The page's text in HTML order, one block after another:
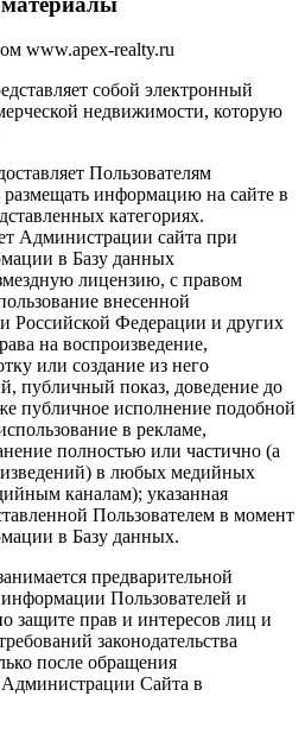
www.apex-realty.ru
собой электронный
недвижимости, которую
Пользователям
информацию на сайте в
категориях.
Администрации сайта при
в Базу данных
лицензию, с правом
внесенной
Российской Федерации и других
на воспроизведение,
или создание из него
публичный показ, доведение до
публичное исполнение подобной
в рекламе,
полностью или частично (а
в любых медийных
каналам); указанная
Пользователем в момент
в Базу данных.
предварительной
Пользователей и
защите прав и интересов лиц и
законодательства
после обращения
Администрации Сайта в